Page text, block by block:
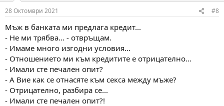
s
28 Октомври 2021 #8
Мъж в банката ми предлага кредит...
- Не ми трябва... - отвръщам.
- Имаме много изгодни условия...
- Отношението ми към кредитите е отрицателно...
- Имали сте печален опит?
- А Вие как се отнасяте към секса между мъже?
- Отрицателно, разбира се...
- Имали сте печален опит?!